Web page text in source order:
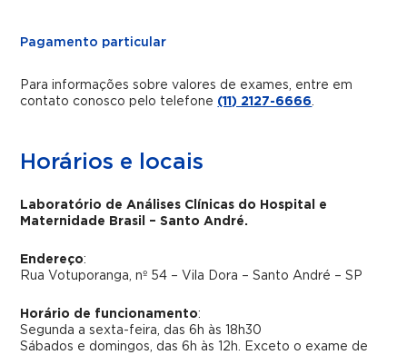
Pagamento particular
Para informações sobre valores de exames, entre em
contato conosco pelo telefone (11) 2127-6666
Horários e locais
Laboratório de Análises Clínicas do Hospital e
Maternidade Brasil – Santo André.
Endereço:
Rua Votuporanga, nº 54 – Vila Dora – Santo André – SP
Horário de funcionamento:
Segunda a sexta-feira, das 6h às 18h30
Sábados e domingos, das 6h às 12h. Exceto o exame de